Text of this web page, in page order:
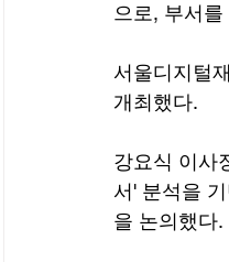
으로, 부서
서울디지털
개최했다.
강요식 이사
서' 분석을
을 논의했다.